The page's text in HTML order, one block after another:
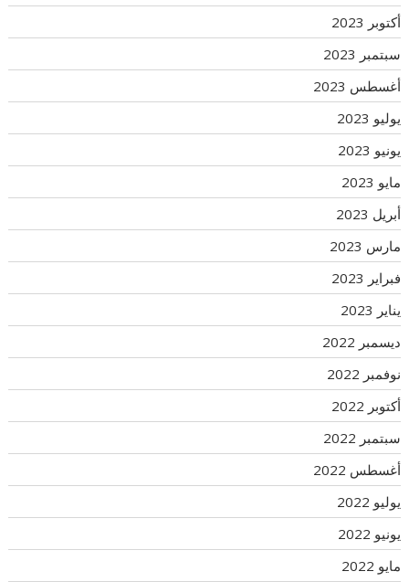
أكتوبر 2023
سبتمبر 2023
أغسطس 2023
يوليو 2023
يونيو 2023
مايو 2023
أبريل 2023
مارس 2023
فبراير 2023
يناير 2023
ديسمبر 2022
نوفمبر 2022
أكتوبر 2022
سبتمبر 2022
أغسطس 2022
يوليو 2022
يونيو 2022
مايو 2022